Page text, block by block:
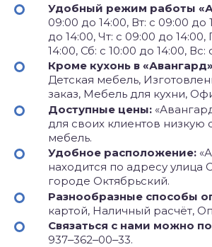
Удобный режим работы
09:00 до 14:00, Вт: с 09:00 до
до 14:00, Чт: с 09:00 до 14:00,
14:00, Сб: с 10:00 до 14:00, Вс:
Кроме кухонь в
Детская мебель,
заказ, Мебель для кухни,
Доступные цены:
для своих клиентов низкую
мебель.
Удобное расположение:
находится по адресу улица
городе Октябрьский.
Разнообразные способы
картой, Наличный расчёт,
Связаться с нами можно
937‒362‒00‒33.